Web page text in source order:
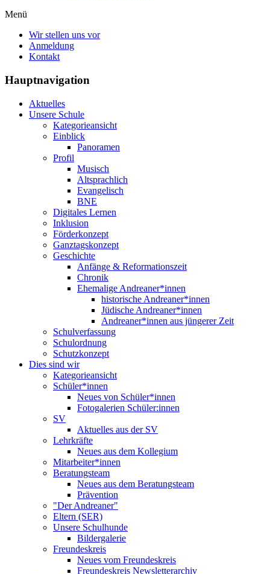
Menü
Wir stellen uns vor
Anmeldung
Kontakt
Hauptnavigation
Aktuelles
Unsere Schule
Kategorieansicht
Einblick
Panoramen
Profil
Musisch
Altsprachlich
Evangelisch
BNE
Digitales Lernen
Inklusion
Förderkonzept
Ganztagskonzept
Geschichte
Anfänge & Reformationszeit
Chronik
Ehemalige Andreaner*innen
historische Andreaner*innen
Jüdische Andreaner*innen
Andreaner*innen aus jüngerer Zeit
Schulverfassung
Schulordnung
Schutzkonzept
Dies sind wir
Kategorieansicht
Schüler*innen
Neues von Schüler*innen
Fotogalerien Schüler:innen
SV
Aktuelles aus der SV
Lehrkräfte
Neues aus dem Kollegium
Mitarbeiter*innen
Beratungsteam
Neues aus dem Beratungsteam
Prävention
"Der Andreaner"
Eltern (SER)
Unsere Schulhunde
Bildergalerie
Freundeskreis
Neues vom Freundeskreis
Freundeskreis Newsletterarchiv